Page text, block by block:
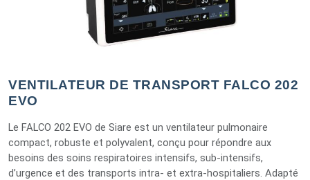
VENTILATEUR DE TRANSPORT FALCO 202
EVO
Le FALCO 202 EVO de Siare est un ventilateur pulmonaire
compact, robuste et polyvalent, conçu pour répondre aux
besoins des soins respiratoires intensifs, sub-intensifs,
d’urgence et des transports intra- et extra-hospitaliers. Adapté